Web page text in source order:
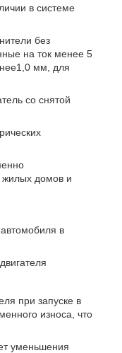
в системе
без
на ток менее 5
мм, для
со снятой
жилых домов и
в
при запуске в
износа, что
уменьшения